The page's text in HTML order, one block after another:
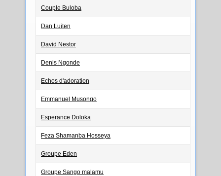
Couple Buloba
Dan Luiten
David Nestor
Denis Ngonde
Echos d'adoration
Emmanuel Musongo
Esperance Doloka
Feza Shamanba Hosseya
Groupe Eden
Groupe Sango malamu